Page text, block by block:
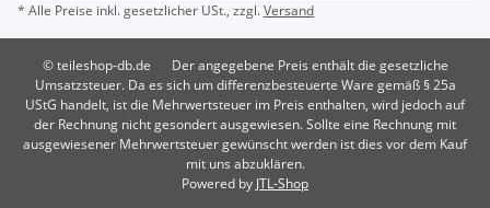
* Alle Preise inkl. gesetzlicher USt., zzgl.Versand
© teileshop-db.de
Der angegebene Preis enthält die gesetzliche
Umsatzsteuer. Da es sich um differenzbesteuerte Ware gemäß § 25a
UStG handelt, ist die Mehrwertsteuer im Preis enthalten, wird jedoch auf
der Rechnung nicht gesondert ausgewiesen. Sollte eine Rechnung mit
ausgewiesener Mehrwertsteuer gewünscht werden ist dies vor dem Kauf
mit uns abzuklären.
Powered by JTL-Shop